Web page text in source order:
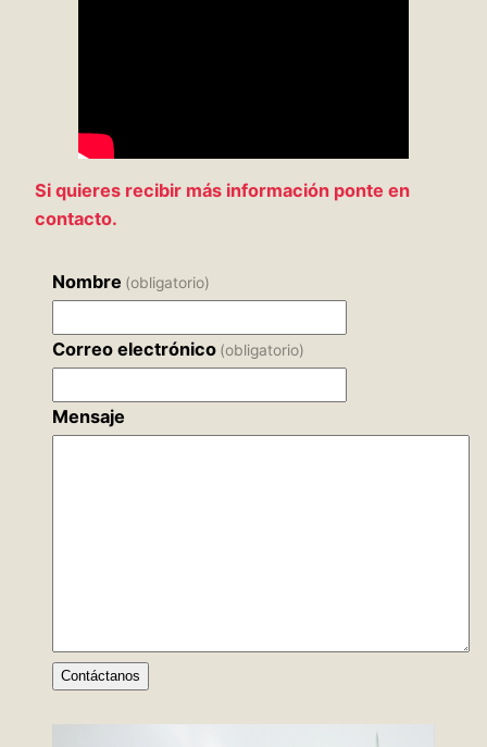
Si quieres recibir más información ponte en
contacto.
Nombre (obligatorio)
Correo electrónico (obligatorio)
Mensaje
Contáctanos